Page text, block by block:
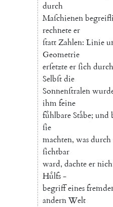
durch
Maſchienen
rechneteer
ſtattZahlen: Linie
Geometrie
erſetzteerſichdurch
Selbſtdie
Sonnenſtralen
ihmfeine
fuͤhlbareStaͤbe; und
ſie
machten, wasdurch
ſichtbar
ward, dachteer
Huͤlfs-
begriffeines
andernWelt